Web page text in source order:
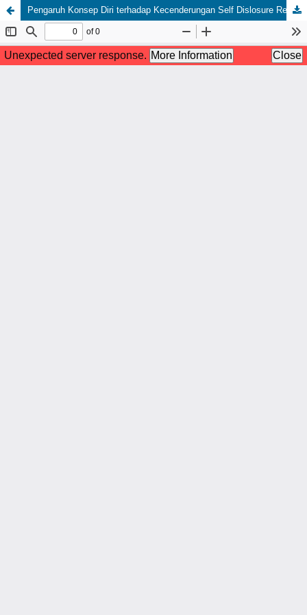
Pengaruh Konsep Diri terhadap Kecenderungan Self Dislosure Remaja SMK SMTI Makassar di Media Sosial Instagram